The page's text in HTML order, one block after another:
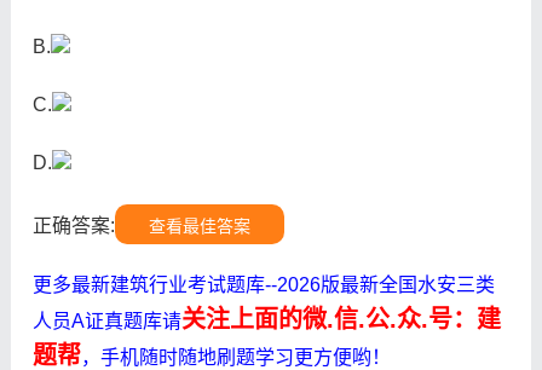
B.
C.
D.
正确答案: 查看最佳答案
更多最新建筑行业考试题库--2026版最新全国水安三类
人员A证真题库请关注上面的微.信.公.众.号：建
题帮，手机随时随地刷题学习更方便哟！